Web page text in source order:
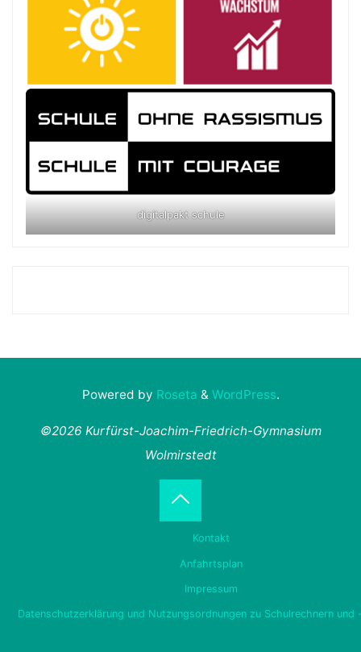
digitalpakt schule
Powered by Roseta & WordPress.
©2026 Kurfürst-Joachim-Friedrich-Gymnasium
Wolmirstedt
Kontakt
Anfahrtsplan
Impressum
Datenschutzerklärung und Nutzungsordnungen zu Schulrechnern und
Back
to
Top